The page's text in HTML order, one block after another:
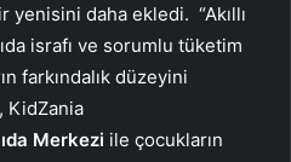
yenisini daha ekledi. “Akıllı
israfı ve sorumlu tüketim
farkındalık düzeyini
KidZania
Merkezi ile çocukların